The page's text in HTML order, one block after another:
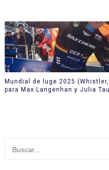
Mundial de luge 2025
para Max Langenhan y Julia